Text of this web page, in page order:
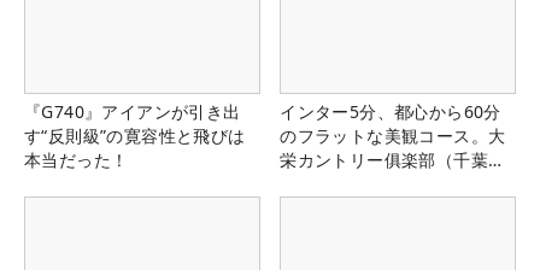
『G740』アイアンが引き出
す“反則級”の寛容性と飛びは
本当だった！
インター5分、都心から60分
のフラットな美観コース。大
栄カントリー俱楽部（千葉